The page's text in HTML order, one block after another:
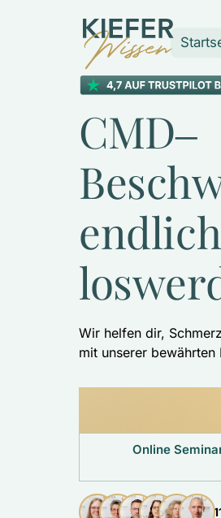
CMD‒
Wir helfen dir,
mit unserer
Online